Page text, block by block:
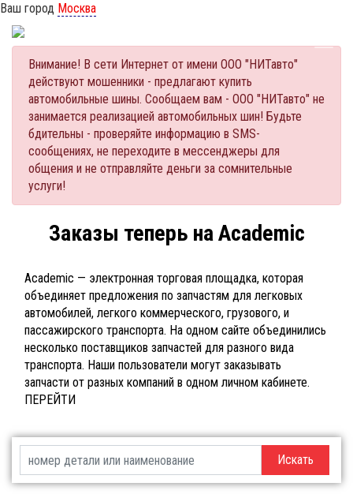
Ваш город Москва
Внимание! В сети Интернет от имени ООО "НИТавто"
действуют мошенники - предлагают купить
автомобильные шины. Сообщаем вам - ООО "НИТавто" не
занимается реализацией автомобильных шин! Будьте
бдительны - проверяйте информацию в SMS-
сообщениях, не переходите в мессенджеры для
общения и не отправляйте деньги за сомнительные
услуги!
Заказы теперь на Academic
Academic — электронная торговая площадка, которая
объединяет предложения по запчастям для легковых
автомобилей, легкого коммерческого, грузового, и
пассажирского транспорта. На одном сайте объединились
несколько поставщиков запчастей для разного вида
транспорта. Наши пользователи могут заказывать
запчасти от разных компаний в одном личном кабинете.
ПЕРЕЙТИ
Искать